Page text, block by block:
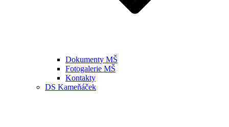
Dokumenty MŠ
Fotogalerie MŠ
Kontakty
DS Kameňáček